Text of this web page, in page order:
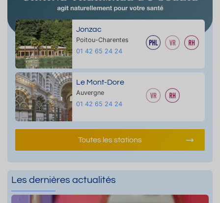
Jonzac
Poitou-Charentes
01 42 65 24 24
Le Mont-Dore
Auvergne
01 42 65 24 24
Toutes les stations
Les dernières actualités